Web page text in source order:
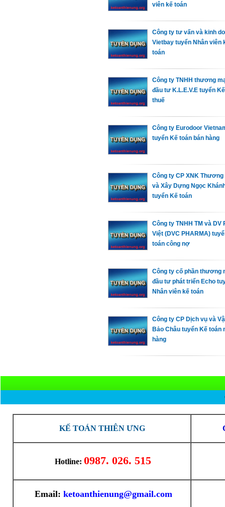
viên kế toán
Công ty tư vấn và kinh
Vietbay tuyển Nhân viên
toán
Công ty TNHH thương
đầu tư K.L.E.V.E tuyển
thuế
Công ty Eurodoor
tuyển Kế toán bán hàng
Công ty CP XNK Thương
và Xây Dựng Ngọc
tuyển Kế toán
Công ty TNHH TM và DV
Việt (DVC PHARMA)
toán công nợ
Công ty cố phần thương
đầu tư phát triển Echo
Nhân viên kế toán
Công ty CP Dịch vụ và
Bảo Châu tuyển Kế toán
hàng
KẾ TOÁN THIÊN ƯNG
Hotline: 0987. 026. 515
Email: ketoanthienung@gmail.com